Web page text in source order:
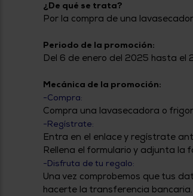
¿De qué se trata?
Por la compra de una
Periodo de la promoción:
Del 6 de enero del 2025 hasta el
Mecánica de la promoción:
-Compra:
Compra una lavasecadora o
-Regístrate:
Entra en el enlace y regístrate
Rellena el formulario y adjunta
-Disfruta de tu regalo:
Una vez comprobemos que tus
hacerte la transferencia bancaria.